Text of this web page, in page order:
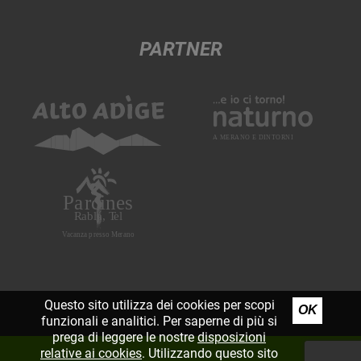
PARTNER
Questo sito utilizza dei cookies per scopi
funzionali e analitici. Per saperne di più si
prega di leggere le nostredisposizioni
relative ai cookies. Utilizzando questo sito
OK